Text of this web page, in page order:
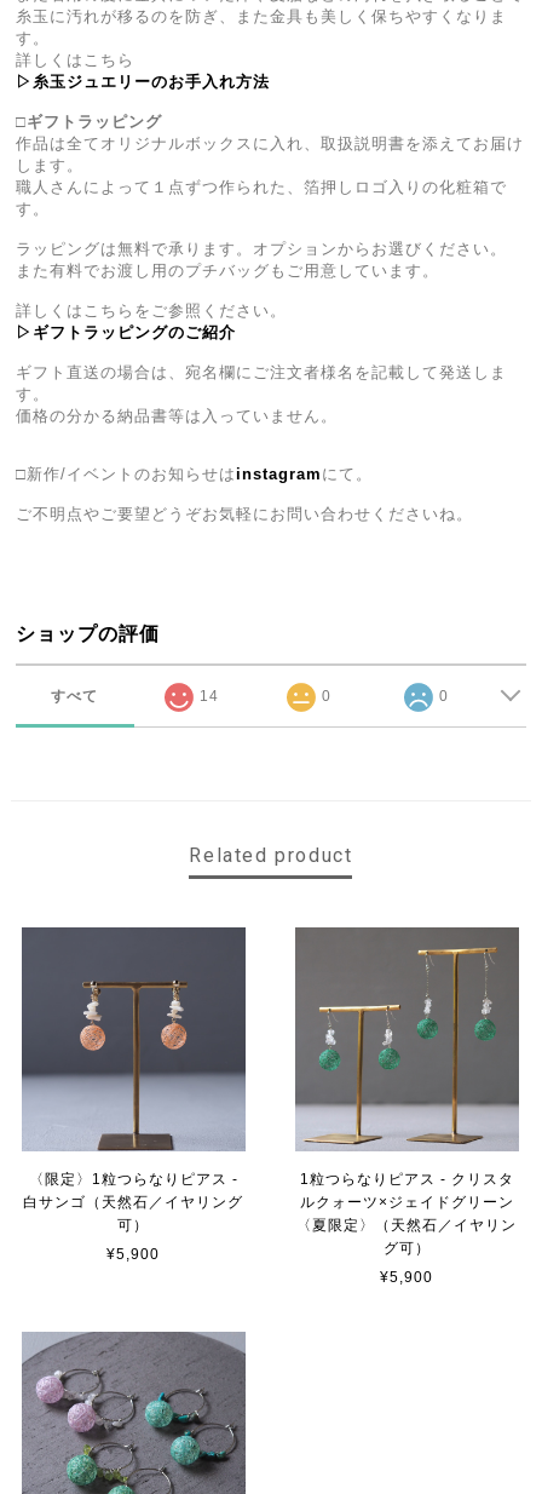
糸玉に汚れが移るのを防ぎ、また金具も美しく保ちやすくなりま
す。
詳しくはこちら
▷糸玉ジュエリーのお手入れ方法
□ギフトラッピング
作品は全てオリジナルボックスに入れ、取扱説明書を添えてお届け
します。
職人さんによって１点ずつ作られた、箔押しロゴ入りの化粧箱で
す。
ラッピングは無料で承ります。オプションからお選びください。
また有料でお渡し用のプチバッグもご用意しています。
詳しくはこちらをご参照ください。
▷ギフトラッピングのご紹介
ギフト直送の場合は、宛名欄にご注文者様名を記載して発送しま
す。
価格の分かる納品書等は入っていません。
□新作/イベントのお知らせはinstagram にて。
ご不明点やご要望どうぞお気軽にお問い合わせくださいね。
ショップの評価
すべて 14 0 0
Related product
〈限定〉1粒つらなりピアス -
白サンゴ（天然石／イヤリング
可）
¥5,900
1粒つらなりピアス - クリスタ
ルクォーツ×ジェイドグリーン
〈夏限定〉（天然石／イヤリン
グ可）
¥5,900